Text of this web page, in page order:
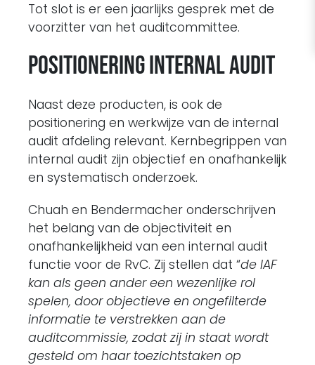
Tot slot is er een jaarlijks gesprek met de
voorzitter van het auditcommittee.
Positionering internal audit
Naast deze producten, is ook de
positionering en werkwijze van de internal
audit afdeling relevant. Kernbegrippen van
internal audit zijn objectief en onafhankelijk
en systematisch onderzoek.
Chuah en Bendermacher onderschrijven
het belang van de objectiviteit en
onafhankelijkheid van een internal audit
functie voor de RvC. Zij stellen dat “de IAF
kan als geen ander een wezenlijke rol
spelen, door objectieve en ongefilterde
informatie te verstrekken aan de
auditcommissie, zodat zij in staat wordt
gesteld om haar toezichtstaken op